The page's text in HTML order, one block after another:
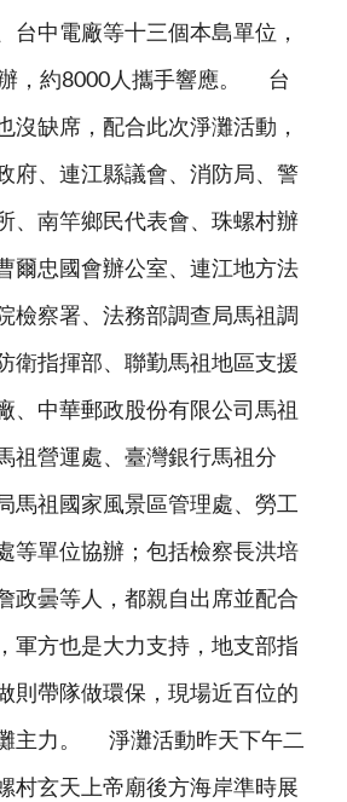
台中電廠等十三個本島單位，
，約8000人攜手響應。 台
沒缺席，配合此次淨灘活動，
府、連江縣議會、消防局、警
、南竿鄉民代表會、珠螺村辦
爾忠國會辦公室、連江地方法
檢察署、法務部調查局馬祖調
衛指揮部、聯勤馬祖地區支援
、中華郵政股份有限公司馬祖
祖營運處、臺灣銀行馬祖分
馬祖國家風景區管理處、勞工
等單位協辦；包括檢察長洪培
政曇等人，都親自出席並配合
軍方也是大力支持，地支部指
則帶隊做環保，現場近百位的
主力。 淨灘活動昨天下午二
村玄天上帝廟後方海岸準時展